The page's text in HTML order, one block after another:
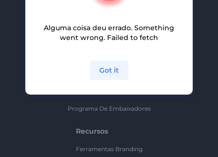
Programa De Afiliados
Programa De Embaixadores
Recursos
Ferramentas Branding
Alguma coisa deu errado. Something
went wrong. Failed to fetch
Got it